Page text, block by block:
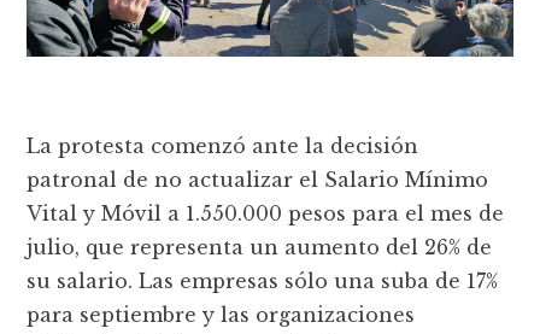
La protesta comenzó ante la decisión
patronal de no actualizar el Salario Mínimo
Vital y Móvil a 1.550.000 pesos para el mes de
julio, que representa un aumento del 26% de
su salario. Las empresas sólo una suba de 17%
para septiembre y las organizaciones